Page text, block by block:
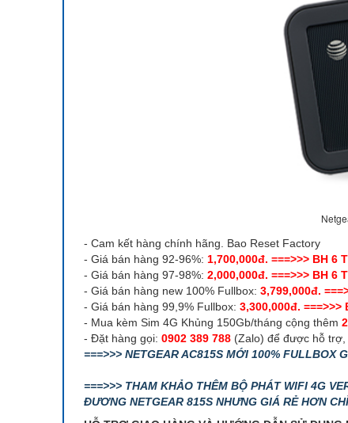
- Cam kết hàng chính hãng. Bao Reset Factory
- Giá bán hàng 92-96%: 1,700,000đ. ===>>> BH 6
- Giá bán hàng 97-98%: 2,000,000đ. ===>>> BH 6
- Giá bán hàng new 100% Fullbox: 3,799,000đ.
- Giá bán hàng 99,9% Fullbox: 3,300,000đ. ===>>>
- Mua kèm Sim 4G Khủng 150Gb/tháng cộng thêm
- Đặt hàng gọi: 0902 389 788(Zalo) để được hỗ trợ,
===>>> NETGEAR AC815S MỚI 100% FULLBOX
===>>> THAM KHẢO THÊM BỘ PHÁT WIFI 4G
ĐƯƠNG NETGEAR 815S NHƯNG GIÁ RẺ HƠN CHỈ